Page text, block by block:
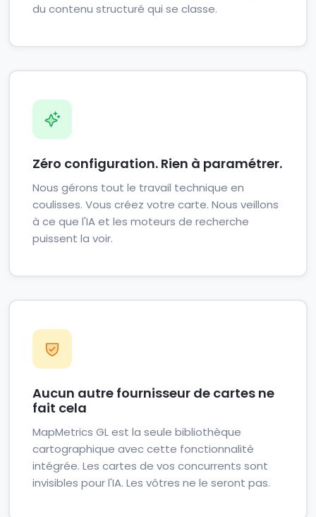
du contenu structuré qui se classe.
Zéro configuration. Rien à paramétrer.
Nous gérons tout le travail technique en
coulisses. Vous créez votre carte. Nous veillons
à ce que l'IA et les moteurs de recherche
puissent la voir.
Aucun autre fournisseur de cartes ne
fait cela
MapMetrics GL est la seule bibliothèque
cartographique avec cette fonctionnalité
intégrée. Les cartes de vos concurrents sont
invisibles pour l'IA. Les vôtres ne le seront pas.